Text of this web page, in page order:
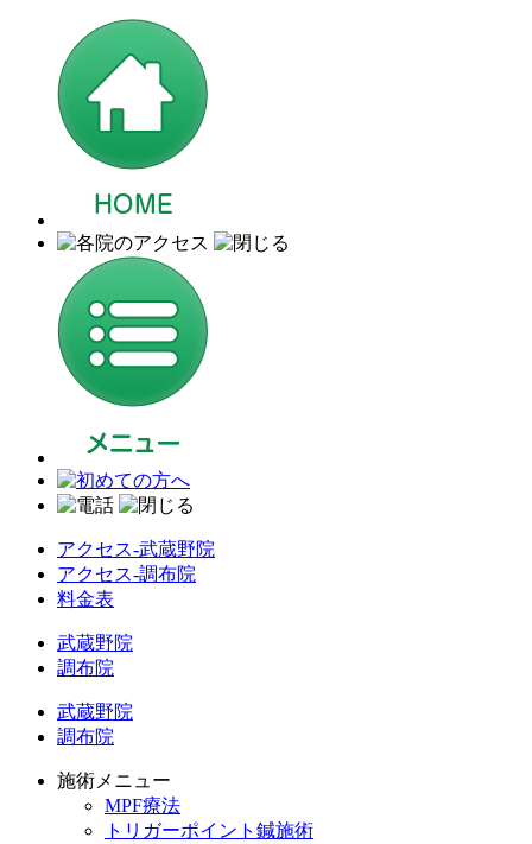
アクセス-武蔵野院
アクセス-調布院
料金表
武蔵野院
調布院
武蔵野院
調布院
施術メニュー
MPF療法
トリガーポイント鍼施術